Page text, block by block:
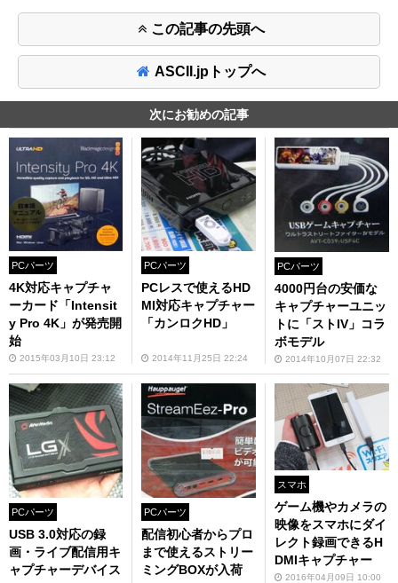
この記事の先頭へ
ASCII.jpトップへ
次にお勧めの記事
PCパーツ
4K対応キャプチャ
ーカード「Intensit
y Pro 4K」が発売開
始
2015年03月10日 23:12
PCパーツ
PCレスで使えるHD
MI対応キャプチャー
「カンロクHD」
2014年11月25日 22:24
PCパーツ
4000円台の安価な
キャプチャーユニッ
トに「ストIV」コラ
ボモデル
2014年10月07日 22:32
PCパーツ
USB 3.0対応の録
画・ライブ配信用キ
ャプチャーデバイス
PCパーツ
配信初心者からプロ
まで使えるストリー
ミングBOXが入荷
スマホ
ゲーム機やカメラの
映像をスマホにダイ
レクト録画できるH
DMIキャプチャー
2016年04月09日 10:00